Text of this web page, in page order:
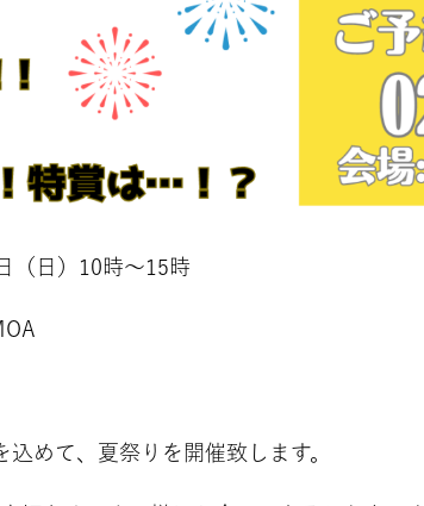
（日）10時～15時
めて、夏祭りを開催致します。